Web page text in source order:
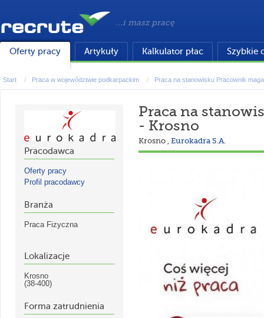
...i masz pracę
Oferty pracy Artykuły Kalkulator płac Szybkie
Start Praca w województwie podkarpackim Praca na stanowisku Pracownik
Pracodawca
Oferty pracy
Profil pracodawcy
Branża
Praca Fizyczna
Lokalizacje
Krosno
(38-400)
Forma zatrudnienia
Praca na
- Krosno
Krosno, Eurokadra S.A.